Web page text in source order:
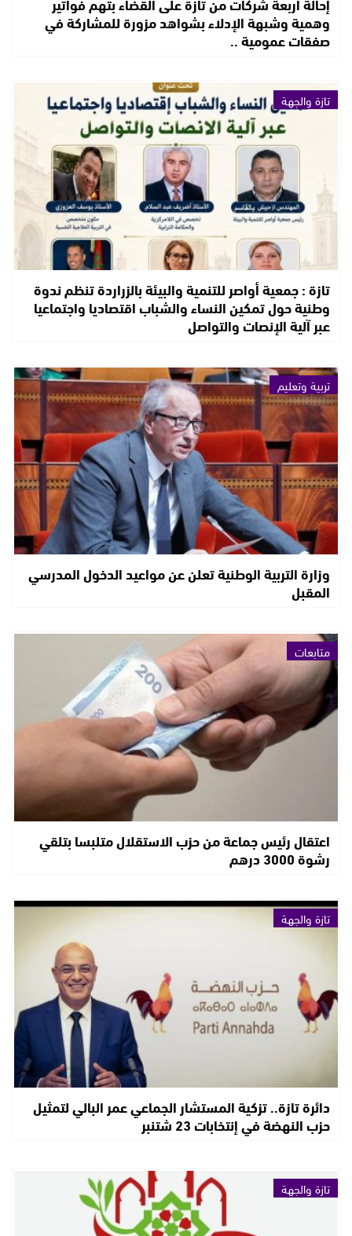
وهمية وشبهة الإدلاء بشواهد مزورة للمشاركة في
صفقات عمومية ..
تازة والجهة
تازة : جمعية أواصر للتنمية والبيئة بالزراردة تنظم ندوة
وطنية حول تمكين النساء والشباب اقتصاديا واجتماعيا
عبر آلية الإنصات والتواصل
تربية وتعليم
وزارة التربية الوطنية تعلن عن مواعيد الدخول المدرسي
المقبل
متابعات
اعتقال رئيس جماعة من حزب الاستقلال متلبسا بتلقي
رشوة 3000 درهم
تازة والجهة
دائرة تازة.. تزكية المستشار الجماعي عمر البالي لتمثيل
حزب النهضة في إنتخابات 23 شتنبر
تازة والجهة